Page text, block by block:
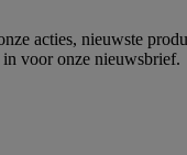
acties, nieuwste
voor onze nieuwsbrief.